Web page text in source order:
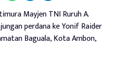
Mayjen TNI Ruruh A.
perdana ke Yonif Raider
Baguala, Kota Ambon,